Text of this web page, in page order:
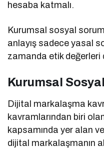
hesaba katmalı.
Kurumsal sosyal
anlayış sadece yasal
zamanda etik değerleri
Kurumsal
Dijital markalaşma
kavramlarından biri
kapsamında yer alan
dijital markalaşmanın